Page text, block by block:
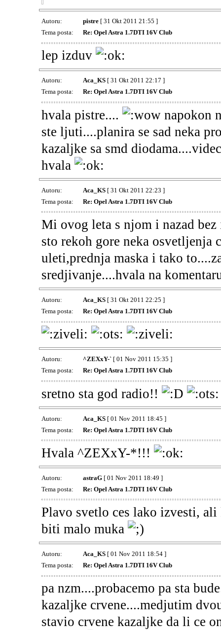
Autoru: pistre[ 31 Okt 2011 21:55 ]
Tema posta:
Re: Opel Astra 1.7DTI 16V Club
lep izduv
Autoru: Aca_KS[ 31 Okt 2011 22:17 ]
Tema posta:
Re: Opel Astra 1.7DTI 16V Club
hvala pistre....
napokon
ste ljuti....planira se sad neka
kazaljke sa smd
hvala
Autoru: Aca_KS[ 31 Okt 2011 22:23 ]
Tema posta:
Re: Opel Astra 1.7DTI 16V Club
Mi ovog leta s njom i nazad
sto rekoh gore neka osvetljenja
uleti,prednja maska i tako
sredjivanje....hvala na
Autoru: Aca_KS[ 31 Okt 2011 22:25 ]
Tema posta:
Re: Opel Astra 1.7DTI 16V Club
Autoru: ^ZEXxY-`[ 01 Nov 2011 15:35 ]
Tema posta:
Re: Opel Astra 1.7DTI 16V Club
sretno sta god radio!!
Autoru: Aca_KS[ 01 Nov 2011 18:45 ]
Tema posta:
Re: Opel Astra 1.7DTI 16V Club
Hvala ^ZEXxY-*!!!
Autoru: astraG[ 01 Nov 2011 18:49 ]
Tema posta:
Re: Opel Astra 1.7DTI 16V Club
Plavo svetlo ces lako izvesti,
biti malo muka
Autoru: Aca_KS[ 01 Nov 2011 18:54 ]
Tema posta:
Re: Opel Astra 1.7DTI 16V Club
pa nzm....probacemo pa sta
kazaljke crvene....medjutim
stavio crvene kazaljke da li ce